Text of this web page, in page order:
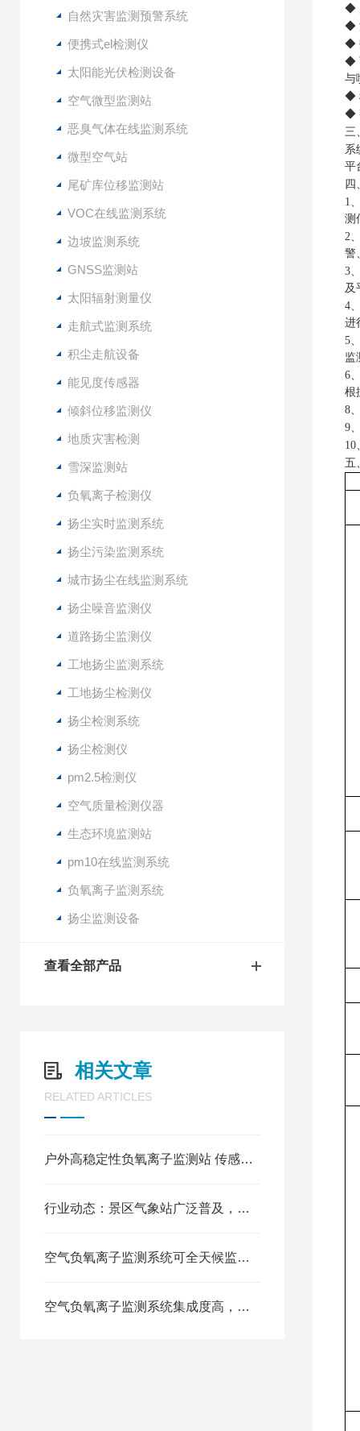
自然灾害监测预警系统
便携式el检测仪
太阳能光伏检测设备
空气微型监测站
恶臭气体在线监测系统
微型空气站
尾矿库位移监测站
VOC在线监测系统
边坡监测系统
GNSS监测站
太阳辐射测量仪
走航式监测系统
积尘走航设备
能见度传感器
倾斜位移监测仪
地质灾害检测
雪深监测站
负氧离子检测仪
扬尘实时监测系统
扬尘污染监测系统
城市扬尘在线监测系统
扬尘噪音监测仪
道路扬尘监测仪
工地扬尘监测系统
工地扬尘检测仪
扬尘检测系统
扬尘检测仪
pm2.5检测仪
空气质量检测仪器
生态环境监测站
pm10在线监测系统
负氧离子监测系统
扬尘监测设备
查看全部产品
相关文章
RELATED ARTICLES
户外高稳定性负氧离子监测站 传感技术原理与场景应用优势
行业动态：景区气象站广泛普及，提升游客出行体验与安全保障
空气负氧离子监测系统可全天候监测空气中负氧离子浓度
空气负氧离子监测系统集成度高，方案灵活
◆
◆
◆
◆
与
◆
◆
三
系
平
四
1
测
2
警
3
及
4
进
5
监
6
根
8
9
10
五